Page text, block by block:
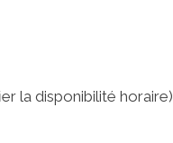
la disponibilité horaire)